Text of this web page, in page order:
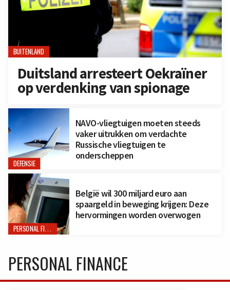
BUITENLAND
Duitsland arresteert Oekraïner
op verdenking van spionage
DEFENSIE
NAVO-vliegtuigen moeten steeds
vaker uitrukken om verdachte
Russische vliegtuigen te
onderscheppen
PERSONAL FINANCE
België wil 300 miljard euro aan
spaargeld in beweging krijgen: Deze
hervormingen worden overwogen
PERSONAL FINANCE